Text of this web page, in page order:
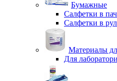
Бумажные
Салфетки в
Салфетки в
Материалы
Для